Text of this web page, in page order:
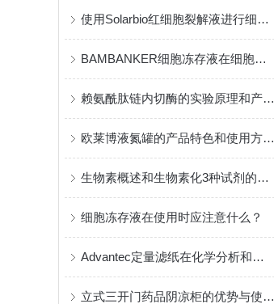
使用Solarbio红细胞裂解液进行细胞制备的步骤和技巧
BAMBANKER细胞冻存液在细胞存储中的应用
赖氨酰肽链内切酶的实验原理和产品优势特点说明
欧莱博液氮罐的产品特色和使用方法是怎样的
生物素概述和生物素化3种试剂的蛋白质标记等特性
细胞冻存液在使用时应注意什么？
Advantec定量滤纸在化学分析和环境监测中的应用
立式三开门药品阴凉柜的优势与使用场景分析